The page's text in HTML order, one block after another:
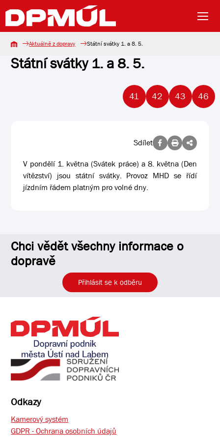
Aktuálně z dopravy Státní svátky 1. a 8. 5.
Státní svátky 1. a 8. 5.
41 42 43 46
Sdílet
V pondělí 1. května (Svátek práce) a 8. května (Den
vítězství) jsou státní svátky. Provoz MHD se řídí
jízdním řádem platným pro volné dny.
Chci vědět všechny informace o
dopravě
Přihlásit se k odběru
Odkazy
Kamerový systém
GDPR - Ochrana osobních údajů